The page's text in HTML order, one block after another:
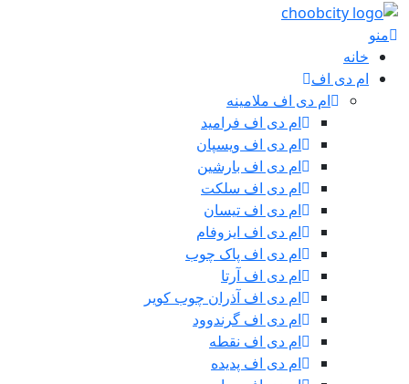
منو
خانه
ام دی اف
ام دی اف ملامینه
ام دی اف فرامید
ام دی اف ویسپان
ام دی اف بارشین
ام دی اف سلکت
ام دی اف تیسان
ام دی اف ایزوفام
ام دی اف پاک چوب
ام دی اف آرتا
ام دی اف آذران چوب کویر
ام دی اف گرندوود
ام دی اف نقطه
ام دی اف پدیده